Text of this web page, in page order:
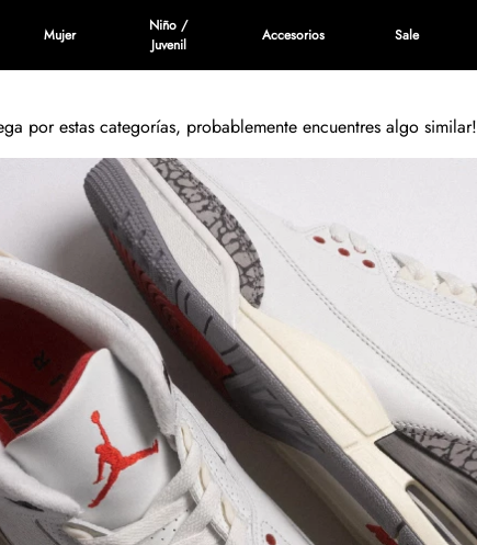
Mujer
Niño /
Juvenil
Accesorios Sale
por estas categorías, probablemente encuentres algo similar!